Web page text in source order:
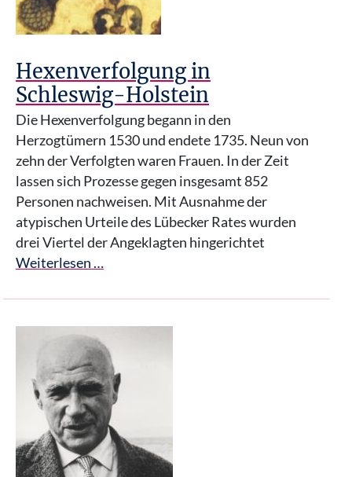
Hexenverfolgung in
Schleswig-Holstein
Die Hexenverfolgung begann in den
Herzogtümern 1530 und endete 1735. Neun von
zehn der Verfolgten waren Frauen. In der Zeit
lassen sich Prozesse gegen insgesamt 852
Personen nachweisen. Mit Ausnahme der
atypischen Urteile des Lübecker Rates wurden
drei Viertel der Angeklagten hingerichtet
Weiterlesen …